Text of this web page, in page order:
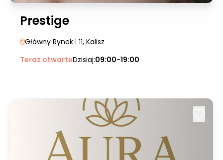
Prestige
Główny Rynek | 11, Kalisz
Teraz otwarteDzisiaj:09:00-19:00